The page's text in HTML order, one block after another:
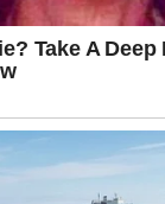
praćenje
kontrole.
unutarnjim
reagovanje.
sažeti u
na površnim